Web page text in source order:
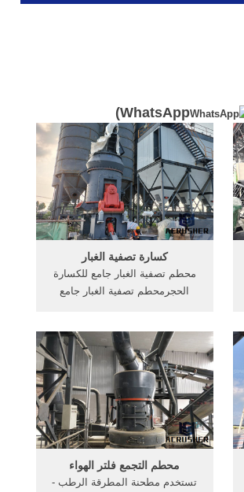
WhatsApp
)
كسارة تصفية الغبار
محطم تصفية الغبار جامع للكسارة
الحجرمحطم تصفية الغبار جامع
لسحق المواد المعدنيه الهشه التي
قوه الضغط لديها اقل من
100mpa,مثل الفحم ...
محطم التجمع فلتر الهواء
تستخدم مطحنة المطرقة الرطب -